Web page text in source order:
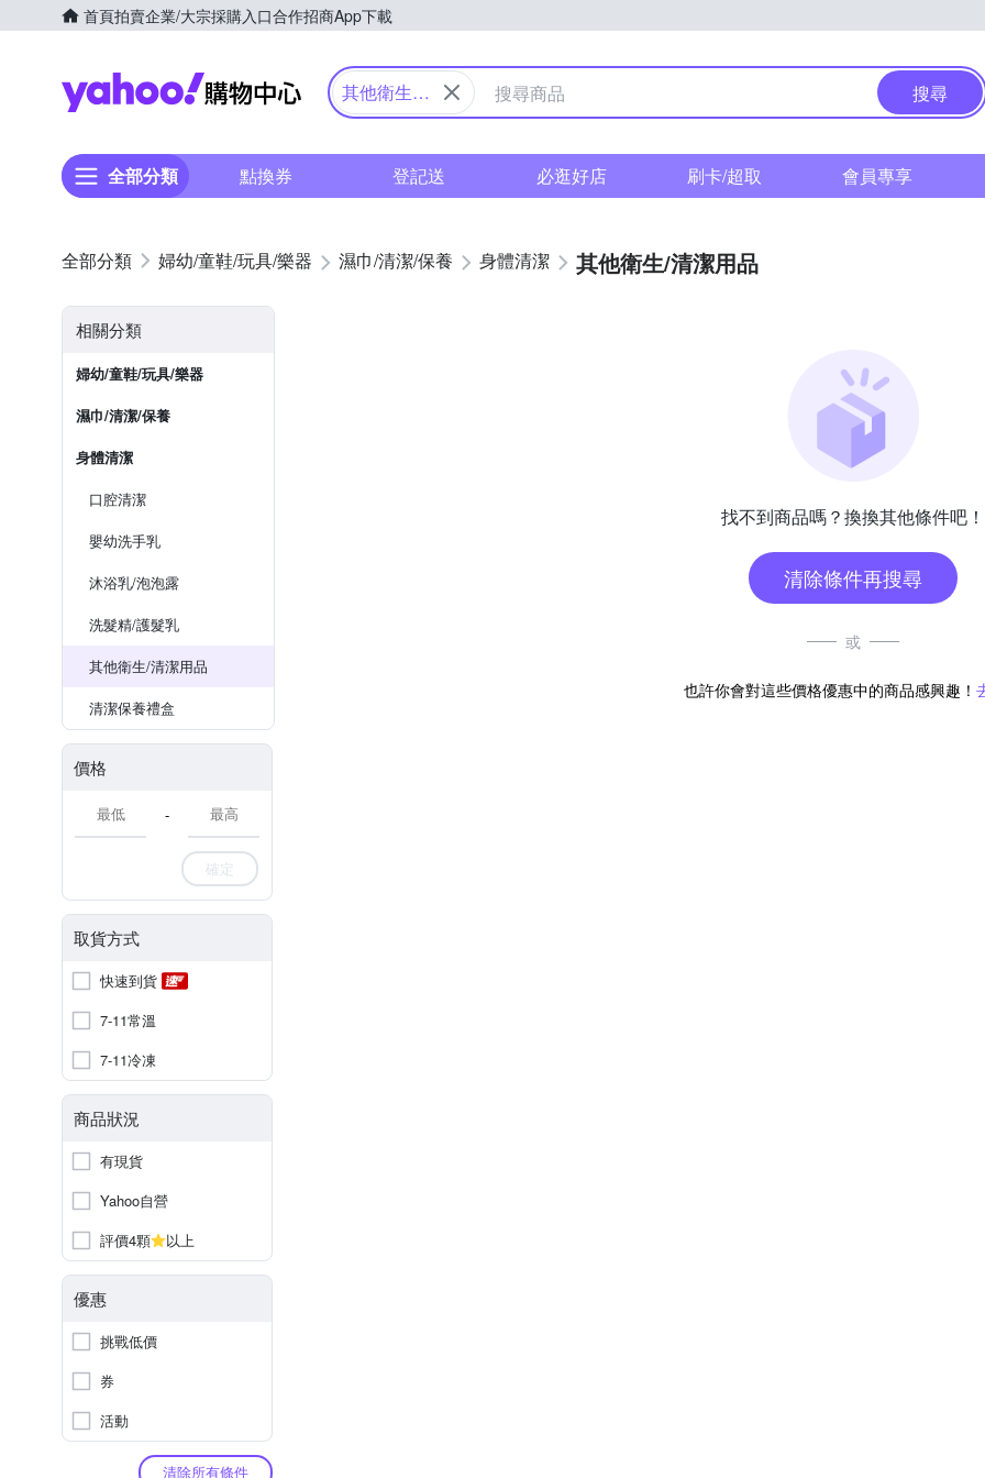
首頁拍賣企業/大宗採購入口合作招商App下載
Yahoo購物中心
其他衛生/
搜尋
全部分類 點換券 登記送 必逛好店 刷卡/超取 會員專享
婦幼/童鞋/玩具/樂器 濕巾/清潔/保養 身體清潔 其他衛生/清潔用品
相關分類
婦幼/童鞋/玩具/樂器
濕巾/清潔/保養
身體清潔
口腔清潔
嬰幼洗手乳
沐浴乳/泡泡露
洗髮精/護髮乳
其他衛生/清潔用品
清潔保養禮盒
價格
-
確定
取貨方式
快速到貨
7-11常溫
7-11冷凍
商品狀況
有現貨
Yahoo自營
評價4顆
以上
優惠
挑戰低價
券
活動
清除所有條件
找不到商品嗎？換換其他條件吧！
清除條件再搜尋
或
也許你會對這些價格優惠中的商品感興趣！